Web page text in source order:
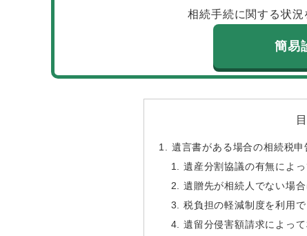
相続手続に関する状況
簡易
遺言書がある場合の相続税
遺産分割協議の有無によ
遺贈先が相続人でない場
税負担の軽減制度を利用
遺留分侵害額請求によっ